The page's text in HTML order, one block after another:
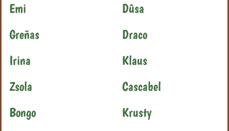
Emi
Dûsa
Greñas
Draco
Irina
Klaus
Zsola
Cascabel
Bongo
Krusty